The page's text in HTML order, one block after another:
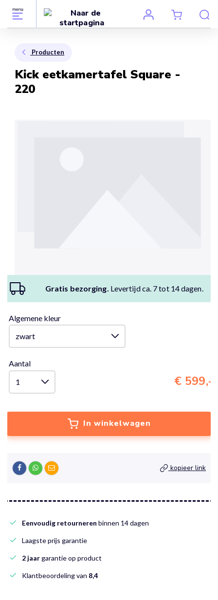
Producten
Kick eetkamertafel Square -
220
Gratis bezorging. Levertijd ca. 7 tot 14 dagen.
Algemene kleur
Aantal
€ 599,-
In winkelwagen
kopieer link
Eenvoudig retourneren binnen 14 dagen
Laagste prijs garantie
2 jaargarantie op product
Klantbeoordeling van 8,4